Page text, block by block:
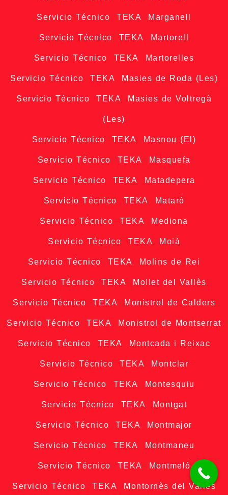
Servicio Técnico TEKA Marganell
Servicio Técnico TEKA Martorell
Servicio Técnico TEKA Martorelles
Servicio Técnico TEKA Masies de Roda (Les)
Servicio Técnico TEKA Masies de Voltregà
(Les)
Servicio Técnico TEKA Masnou (El)
Servicio Técnico TEKA Masquefa
Servicio Técnico TEKA Matadepera
Servicio Técnico TEKA Mataró
Servicio Técnico TEKA Mediona
Servicio Técnico TEKA Moià
Servicio Técnico TEKA Molins de Rei
Servicio Técnico TEKA Mollet del Vallès
Servicio Técnico TEKA Monistrol de Calders
Servicio Técnico TEKA Monistrol de Montserrat
Servicio Técnico TEKA Montcada i Reixac
Servicio Técnico TEKA Montclar
Servicio Técnico TEKA Montesquiu
Servicio Técnico TEKA Montgat
Servicio Técnico TEKA Montmajor
Servicio Técnico TEKA Montmaneu
Servicio Técnico TEKA Montmeló
Servicio Técnico TEKA Montornès del Vallès